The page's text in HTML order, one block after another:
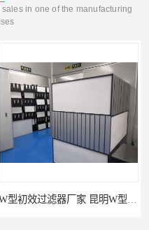
in one of the manufacturing